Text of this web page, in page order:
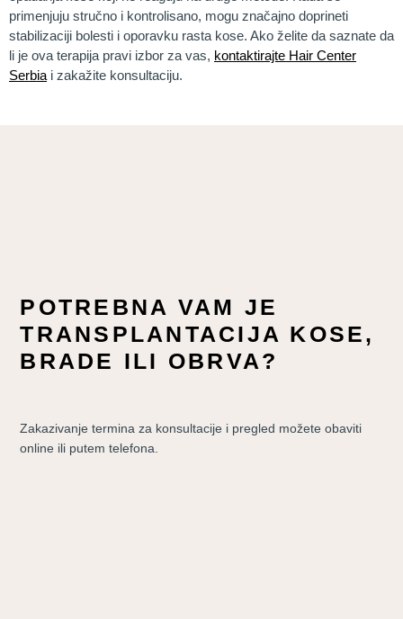
primenjuju stručno i kontrolisano, mogu značajno doprineti
stabilizaciji bolesti i oporavku rasta kose. Ako želite da saznate da
li je ova terapija pravi izbor za vas, kontaktirajte Hair Center
Serbia i zakažite konsultaciju.
POTREBNA VAM JE
TRANSPLANTACIJA KOSE,
BRADE ILI OBRVA?
Zakazivanje termina za konsultacije i pregled možete obaviti
online ili putem telefona.